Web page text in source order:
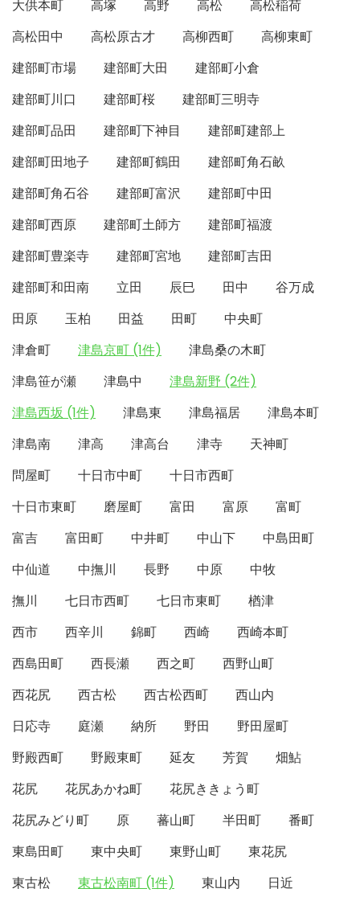
大供本町
高塚 高野 高松
高松稲荷
高松田中
高松原古才 高柳西町
高柳東町
建部町市場
建部町大田
建部町小倉
建部町川口
建部町桜
建部町三明寺
建部町品田
建部町下神目
建部町建部上
建部町田地子
建部町鶴田
建部町角石畝
建部町角石谷
建部町富沢
建部町中田
建部町西原
建部町土師方
建部町福渡
建部町豊楽寺
建部町宮地
建部町吉田
建部町和田南
立田 辰巳 田中
谷万成
田原
玉柏 田益 田町
中央町
津倉町
津島京町 (1件)
津島桑の木町
津島笹が瀬
津島中
津島新野 (2件)
津島西坂 (1件)
津島東 津島福居
津島本町
津島南
津高 津高台 津寺
天神町
問屋町
十日市中町
十日市西町
十日市東町
磨屋町 富田 富原
富町
富吉
富田町 中井町 中山下
中島田町
中仙道
中撫川 長野 中原
中牧
撫川
七日市西町 七日市東町
楢津
西市
西辛川 錦町 西崎
西崎本町
西島田町
西長瀬 西之町
西野山町
西花尻
西古松 西古松西町
西山内
日応寺
庭瀬 納所 野田
野田屋町
野殿西町
野殿東町 延友 芳賀
畑鮎
花尻
花尻あかね町
花尻ききょう町
花尻みどり町
原 蕃山町 半田町
番町
東島田町
東中央町 東野山町
東花尻
東古松
東古松南町 (1件) 東山内
日近